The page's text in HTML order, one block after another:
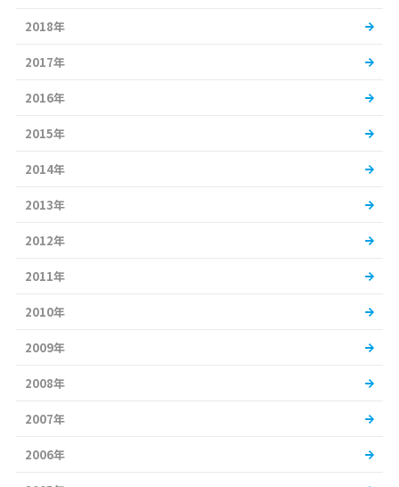
2018年
2017年
2016年
2015年
2014年
2013年
2012年
2011年
2010年
2009年
2008年
2007年
2006年